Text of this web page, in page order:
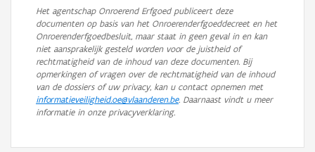
Het agentschap Onroerend Erfgoed publiceert deze
documenten op basis van het Onroerenderfgoeddecreet en het
Onroerenderfgoedbesluit, maar staat in geen geval in en kan
niet aansprakelijk gesteld worden voor de juistheid of
rechtmatigheid van de inhoud van deze documenten. Bij
opmerkingen of vragen over de rechtmatigheid van de inhoud
van de dossiers of uw privacy, kan u contact opnemen met
informatieveiligheid.oe@vlaanderen.be. Daarnaast vindt u meer
informatie in onze privacyverklaring.